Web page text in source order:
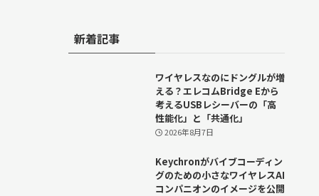
新着記事
ワイヤレスなのにドングルが増
える？エレコムBridge Eから
考えるUSBレシーバーの「高
性能化」と「共通化」
2026年8月7日
Keychronがバイブコーディン
グのための小さなワイヤレスAI
コンパニオンのイメージを公開